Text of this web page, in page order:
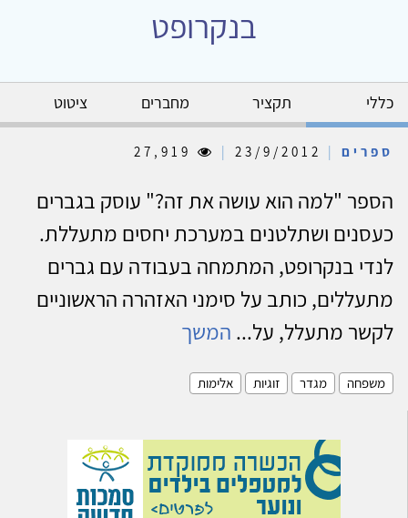
בנקרופט
כללי תקציר מחברים ציטוט
ספרים |
|
הספר "למה הוא עושה את זה?" עוסק בגברים
כעסנים ושתלטנים במערכת יחסים מתעללת.
לנדי בנקרופט, המתמחה בעבודה עם גברים
מתעללים, כותב על סימני האזהרה הראשוניים
לקשר מתעלל, על... המשך
משפחה מגדר זוגיות אלימות